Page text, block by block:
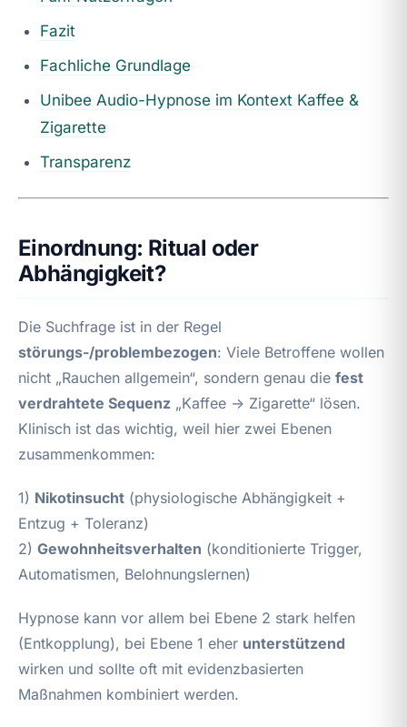
Fazit
Fachliche Grundlage
Unibee Audio-Hypnose im Kontext Kaffee &
Zigarette
Transparenz
Einordnung: Ritual oder
Abhängigkeit?
Die Suchfrage ist in der Regel
störungs-/problembezogen: Viele Betroffene wollen
nicht „Rauchen allgemein“, sondern genau die fest
verdrahtete Sequenz „Kaffee → Zigarette“ lösen.
Klinisch ist das wichtig, weil hier zwei Ebenen
zusammenkommen:
1) Nikotinsucht (physiologische Abhängigkeit +
Entzug + Toleranz)
2) Gewohnheitsverhalten (konditionierte Trigger,
Automatismen, Belohnungslernen)
Hypnose kann vor allem bei Ebene 2 stark helfen
(Entkopplung), bei Ebene 1 eher unterstützend
wirken und sollte oft mit evidenzbasierten
Maßnahmen kombiniert werden.